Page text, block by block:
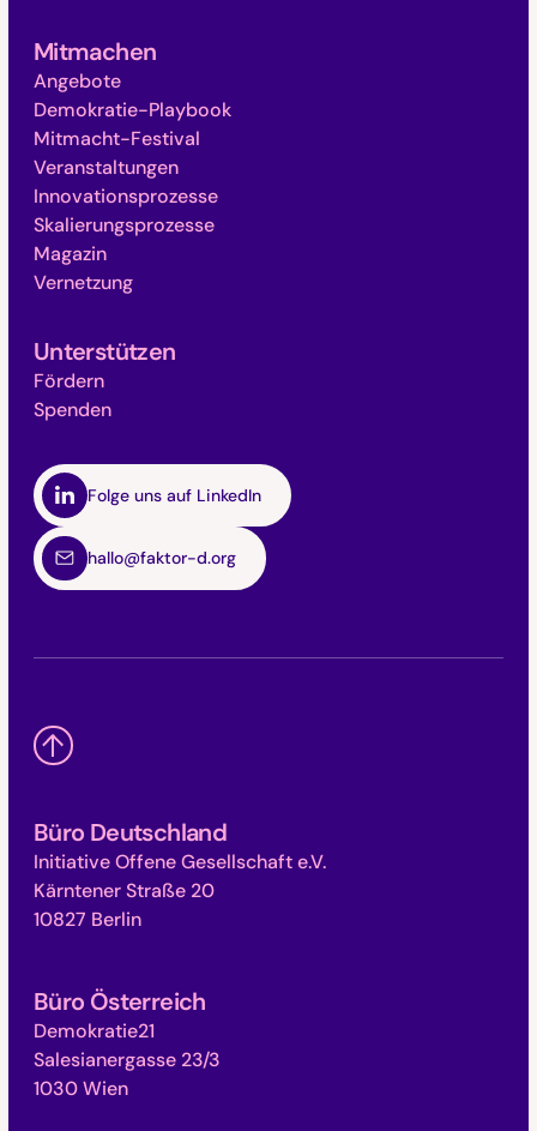
Folge uns auf LinkedIn
hallo@faktor-d.org
Mitmachen
Angebote
Demokratie-Playbook
Mitmacht-Festival
Veranstaltungen
Innovationsprozesse
Skalierungsprozesse
Magazin
Vernetzung
Unterstützen
Fördern
Spenden
Büro Deutschland
Initiative Offene Gesellschaft e.V.
Kärntener Straße 20
10827 Berlin
Büro Österreich
Demokratie21
Salesianergasse 23/3
1030 Wien